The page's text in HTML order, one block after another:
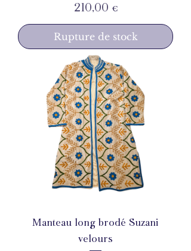
Prix
210,00 €
Rupture de stock
Manteau long brodé Suzani
velours